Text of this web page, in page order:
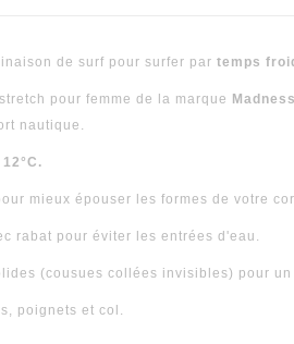
de surf pour surfer par temps
pour femme de la marque Madness
nautique.
12°C.
mieux épouser les formes de votre
rabat pour éviter les entrées d'eau.
(cousues collées invisibles) pour
poignets et col.